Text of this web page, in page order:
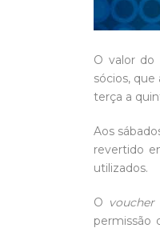
O valor do
sócios,
terça a
Aos
revertido
utilizados.
O voucher
permissão